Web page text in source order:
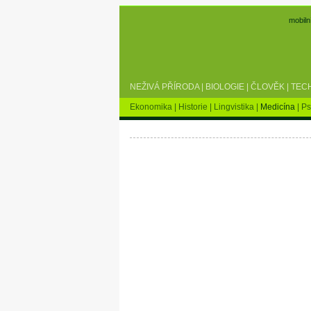
NEŽIVÁ PŘÍRODA| BIOLOGIE | ČLOVĚK |
Ekonomika | Historie | Lingvistika | Medicína |